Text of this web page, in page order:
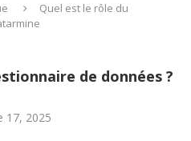
Quel est le rôle du
de données ?
17, 2025